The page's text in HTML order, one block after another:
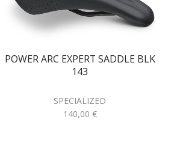
POWER ARC EXPERT SADDLE BLK
143
SPECIALIZED
140,00 €